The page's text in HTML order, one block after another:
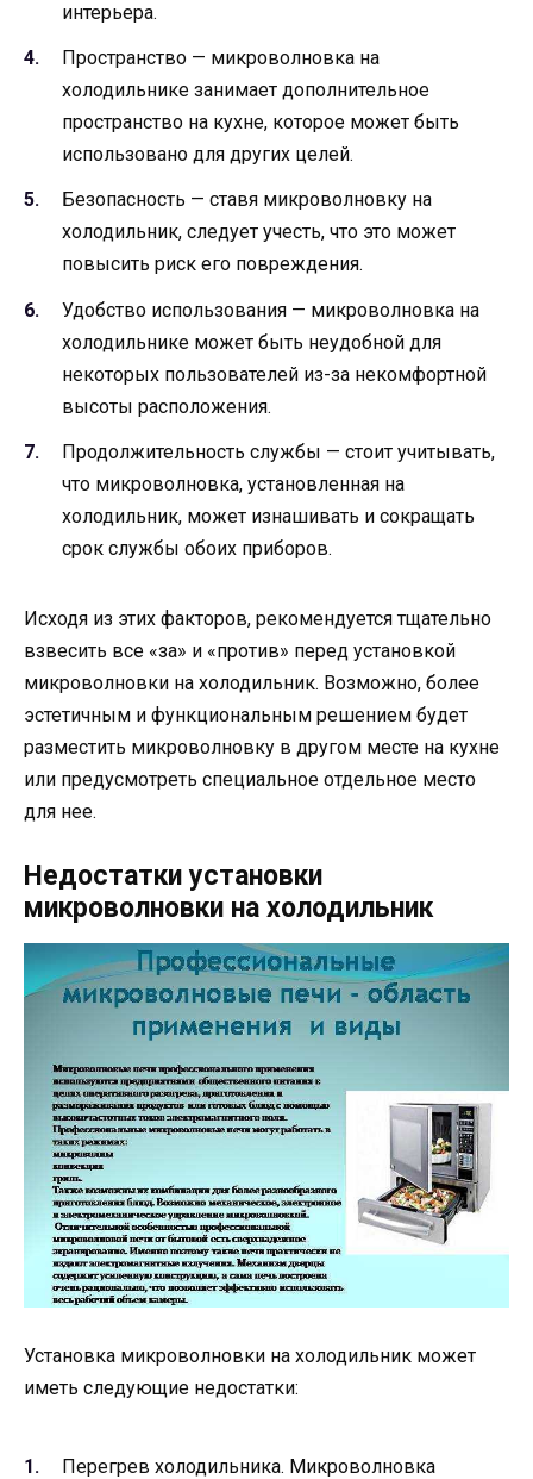
интерьера.
Пространство — микроволновка на
холодильнике занимает дополнительное
пространство на кухне, которое может быть
использовано для других целей.
Безопасность — ставя микроволновку на
холодильник, следует учесть, что это может
повысить риск его повреждения.
Удобство использования — микроволновка на
холодильнике может быть неудобной для
некоторых пользователей из-за некомфортной
высоты расположения.
Продолжительность службы — стоит учитывать,
что микроволновка, установленная на
холодильник, может изнашивать и сокращать
срок службы обоих приборов.
Исходя из этих факторов, рекомендуется тщательно
взвесить все «за» и «против» перед установкой
микроволновки на холодильник. Возможно, более
эстетичным и функциональным решением будет
разместить микроволновку в другом месте на кухне
или предусмотреть специальное отдельное место
для нее.
Недостатки установки
микроволновки на холодильник
Установка микроволновки на холодильник может
иметь следующие недостатки:
Перегрев холодильника. Микроволновка